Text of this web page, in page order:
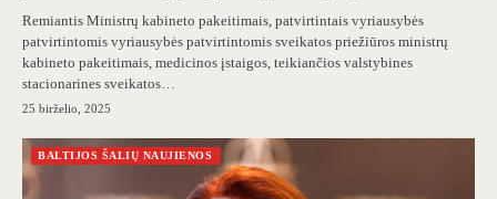
Remiantis Ministrų kabineto pakeitimais, patvirtintais vyriausybės
patvirtintomis vyriausybės patvirtintomis sveikatos priežiūros ministrų
kabineto pakeitimais, medicinos įstaigos, teikiančios valstybines
stacionarines sveikatos…
25 birželio, 2025
BALTIJOS ŠALIŲ NAUJIENOS